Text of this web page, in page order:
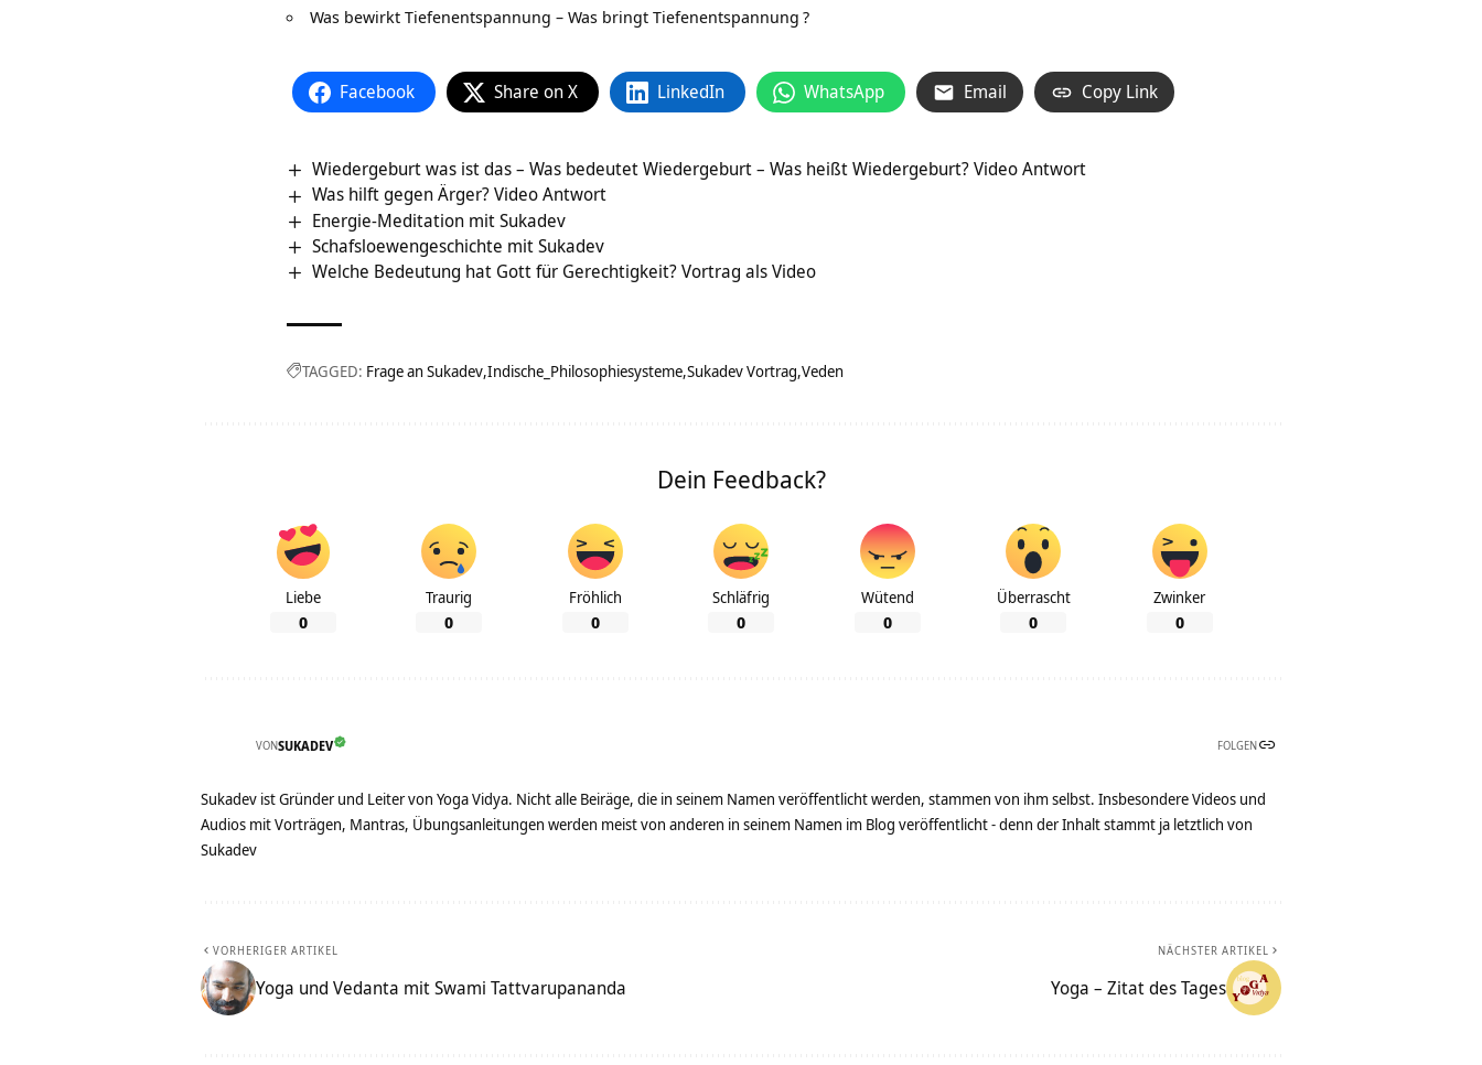
Was bewirkt Tiefenentspannung – Was bringt Tiefenentspannung ?
Facebook Share on X LinkedIn WhatsApp Email Copy Link
Wiedergeburt was ist das – Was bedeutet Wiedergeburt – Was heißt Wiedergeburt? Video Antwort
Was hilft gegen Ärger? Video Antwort
Energie-Meditation mit Sukadev
Schafsloewengeschichte mit Sukadev
Welche Bedeutung hat Gott für Gerechtigkeit? Vortrag als Video
TAGGED: Frage an Sukadev Indische_Philosophiesysteme Sukadev Vortrag Veden
Dein Feedback?
Liebe
0
Traurig
0
Fröhlich
0
Schläfrig
0
Wütend
0
Überrascht
0
Zwinker
0
VONSUKADEV FOLGEN
Sukadev ist Gründer und Leiter von Yoga Vidya. Nicht alle Beiräge, die in seinem Namen veröffentlicht werden, stammen von ihm selbst. Insbesondere Videos und
Audios mit Vorträgen, Mantras, Übungsanleitungen werden meist von anderen in seinem Namen im Blog veröffentlicht - denn der Inhalt stammt ja letztlich von
Sukadev
VORHERIGER ARTIKEL
Yoga und Vedanta mit Swami Tattvarupananda
NÄCHSTER ARTIKEL
Yoga – Zitat des Tages